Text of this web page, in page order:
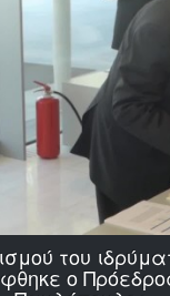
του
ο